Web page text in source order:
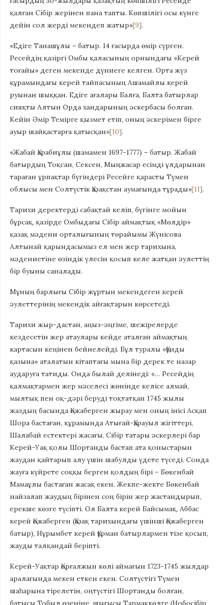
қалған Сібір жерінен пана тапты. Көпшілігі осы күнге
дейін сол жерді мекендеп жатыр»[9].
«Едіге Танашұлы – батыр. 14 ғасырда өмір сүрген.
Ресейдің қазіргі Омбы қаласының орнындағы «Керей
тоғайы» деген мекенде дүниеге келген. Орта жүз
құрамындағы керей тайпасының Ашамайлы керей
руынан шыққан. Едіге ағалары Балға, Балта батырлар
сияқты Алтын Орда хандарының әскербасы болған.
Кейін Әмір Темірге қызмет етіп, оның әскерімен бірге
ауыр шайқастарға қатысқан»[10].
«Жабай Қарабиұлы (шамамен 1697-1777) – батыр. Жабай
батырдың Тоқсан, Сексен, Мыңжасар есімді ұлдарынан
тараған ұрпақтар бүгіндері Ресейге қарасты Түмен
облысы мен Солтүстік Қазақстан аумағында тұрады»[11].
Тарихи деректерді сабақтай келіп, бүгінге мойын
бұрсақ, қазірде Омбыдағы Сібір аймақтық «Мөлдір»
қазақ мәдени орталығының төрайымы Жүнісова
Алтынай қарындасымыз ел мен жер тарихына,
мәдениетіне өзіндік үлесін қосып келе жатқан әулеттің
бір буыны саналады.
Мұның барлығы Сібір жұртын мекендеген керей
әулеттерінің мекендік айғақтарын көрсетеді.
Тарихи жыр-дастан, аңыз-әңгіме, шежірелерде
кездесетін жер атаулары кейде аталған аймақтың
картасын кеңінен бейнелейді. Бұл туралы «Құнды
қазына» аталатын кітаптағы мына бір дерек те назар
аударуға татиды. Онда былай делінеді: «… Ресейдің
қалмақтармен жер мәселесі жөнінде келісе алмай,
мылтық пен оқ-дәрі беруді тоқтатқан 1745 жылы
жаздың басында Қожаберген жырау мен оның інісі Асқап
Шора бастаған, құрамында Атығай-Қарауыл жігіттері,
Шалабай естектері жасағы, Сібір татары әскерлері бар
Керей-Уақ қолы Шортанды бастап ата қоныстарын
жаудан қайтарып алу үшін шабулды үдете түседі. Сонда
жауға күйрете соққы берген қолдың бірі – Бөкенбай
Мамаұлы бастаған жасақ екен. Жекпе-жекте Бөкенбай
найзалап жаудың бірінен соң бірін жер жастандырып,
ерекше көзге түсіпті. Ол Балта керей Байсымақ, Аббас
керей Қожаберген (Қазақ тарихындағы үшінші Қожаберген
батыр), Нұрымбет керей Құрман батырлармен тізе қосып,
жауды талқандай беріпті.
Керей-Уақтар Қорғалжын көлі аймағын 1723-1745 жылдар
аралағында мекен еткен екен. Солтүстігі Түмен
шаһарына тірелетін, оңтүстігі Шортанды болған,
батысы Тобыл өзеніне, шығысы Тармақкөлге (Нобосібір